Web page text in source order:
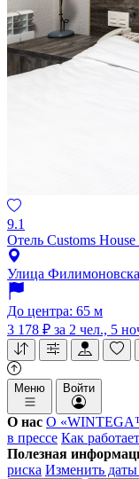
9.1
Отель Customs
Улица
До центра: 65 м
3 178 ₽ за 2 чел., 5
Меню Войти
О нас О
в прессе Как
Полезная
риска Изменить